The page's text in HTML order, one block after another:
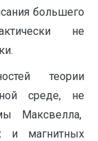
большего
не
теории
среде, не
Максвелла,
и магнитных